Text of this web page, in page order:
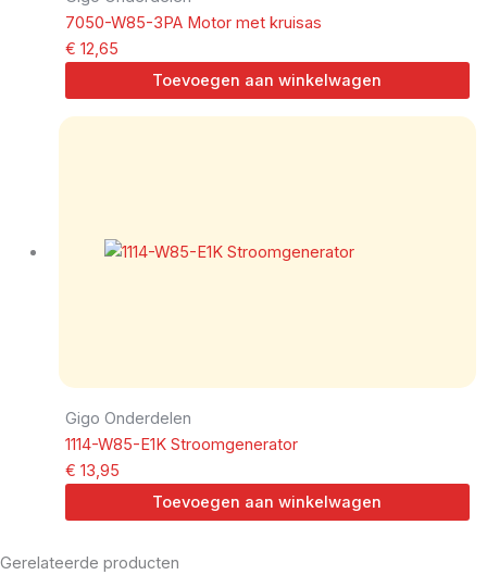
7050-W85-3PA Motor met kruisas
€ 12,65
Toevoegen aan winkelwagen
Gigo Onderdelen
1114-W85-E1K Stroomgenerator
€ 13,95
Toevoegen aan winkelwagen
Gerelateerde producten